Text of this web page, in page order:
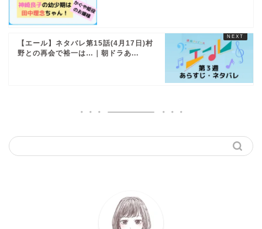
【エール】ネタバレ第15話(4月17日)村
野との再会で裕一は…｜朝ドラあ...